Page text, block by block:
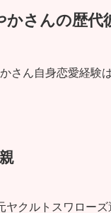
かさんの歴代
さん自身恋愛経験
ヤクルトスワロー